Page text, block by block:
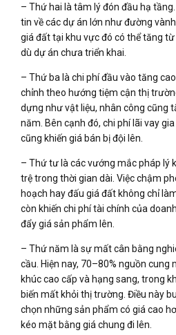
– Thứ hai là tâm lý đón đầu hạ
tin về các dự án lớn như đường
giá đất tại khu vực đó có thể tăng
dù dự án chưa triển khai.
– Thứ ba là chi phí đầu vào tăng
chỉnh theo hướng tiệm cận thị
dựng như vật liệu, nhân công cũng
năm. Bên cạnh đó, chi phí lãi vay
cũng khiến giá bán bị đội lên.
– Thứ tư là các vướng mắc pháp lý
trệ trong thời gian dài. Việc chậm
hoạch hay đấu giá đất không chỉ
còn khiến chi phí tài chính của
đẩy giá sản phẩm lên.
– Thứ năm là sự mất cân bằng
cầu. Hiện nay, 70–80% nguồn cung
khúc cao cấp và hạng sang, trong
biến mất khỏi thị trường. Điều này
chọn những sản phẩm có giá cao
kéo mặt bằng giá chung đi lên.